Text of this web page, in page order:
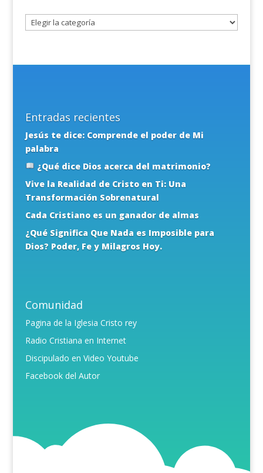
Entradas recientes
Jesús te dice: Comprende el poder de Mi
palabra
¿Qué dice Dios acerca del matrimonio?
Vive la Realidad de Cristo en Ti: Una
Transformación Sobrenatural
Cada Cristiano es un ganador de almas
¿Qué Significa Que Nada es Imposible para
Dios? Poder, Fe y Milagros Hoy.
Comunidad
Pagina de la Iglesia Cristo rey
Radio Cristiana en Internet
Discipulado en Video Youtube
Facebook del Autor